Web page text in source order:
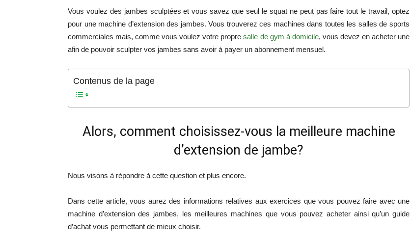
Vous voulez des jambes sculptées et vous savez que seul le squat ne peut pas faire tout le travail, optez
pour une machine d’extension des jambes. Vous trouverez ces machines dans toutes les salles de sports
commerciales mais, comme vous voulez votre propresalle de gym à domicile, vous devez en acheter une
afin de pouvoir sculpter vos jambes sans avoir à payer un abonnement mensuel.
Contenus de la page
Alors, comment choisissez-vous la meilleure machine
d’extension de jambe?
Nous visons à répondre à cette question et plus encore.
Dans cette article, vous aurez des informations relatives aux exercices que vous pouvez faire avec une
machine d’extension des jambes, les meilleures machines que vous pouvez acheter ainsi qu’un guide
d’achat vous permettant de mieux choisir.